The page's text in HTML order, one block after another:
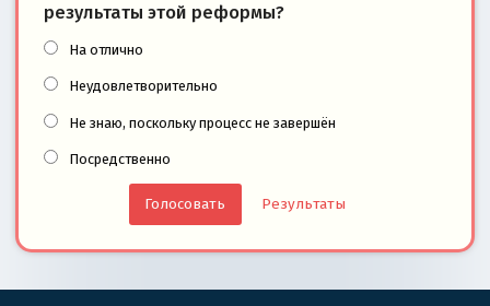
результаты этой реформы?
На отлично
Неудовлетворительно
Не знаю, поскольку процесс не завершён
Посредственно
Результаты